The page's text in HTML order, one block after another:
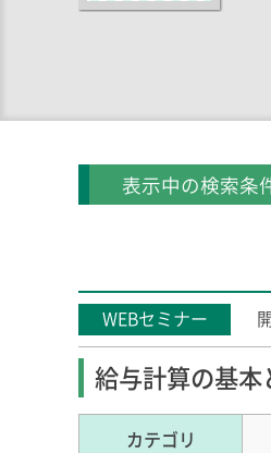
表示中の検索条
WEBセミナー
給与計算の基本
カテゴリ